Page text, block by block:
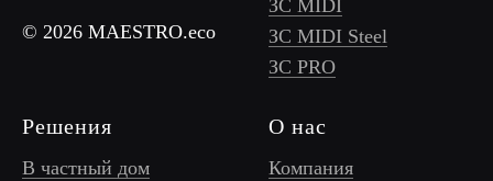
© 2026 MAESTRO.eco
ЗС MIDI
ЗС MIDI Steel
ЗС PRO
Решения
В частный дом
О нас
Компания